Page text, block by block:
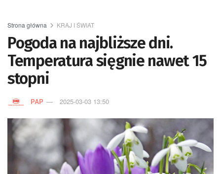
Strona główna KRAJ I ŚWIAT
Pogoda na najbliższe dni.
Temperatura sięgnie nawet 15
stopni
PAP 2025-03-03 13:50